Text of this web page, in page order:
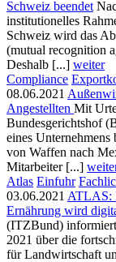
Schweiz beendet
institutionelles
Schweiz wird das
(mutual recognition
Deshalb [...] weiter
Compliance
08.06.2021
Angestellten Mit
Bundesgerichtshof
eines
von Waffen nach
Mitarbeiter [...]
Atlas Einfuhr
03.06.2021 ATLAS:
Ernährung wird
(ITZBund)
2021 über die
für Landwirtschaft